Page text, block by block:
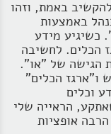
באמת, וזהו
באמצעות
כשיגיע מידע
הכלים. לחשיבה
הגישה של "או".
ו"ארגז הכלים"
וכלים
הראייה שלי
אופציות